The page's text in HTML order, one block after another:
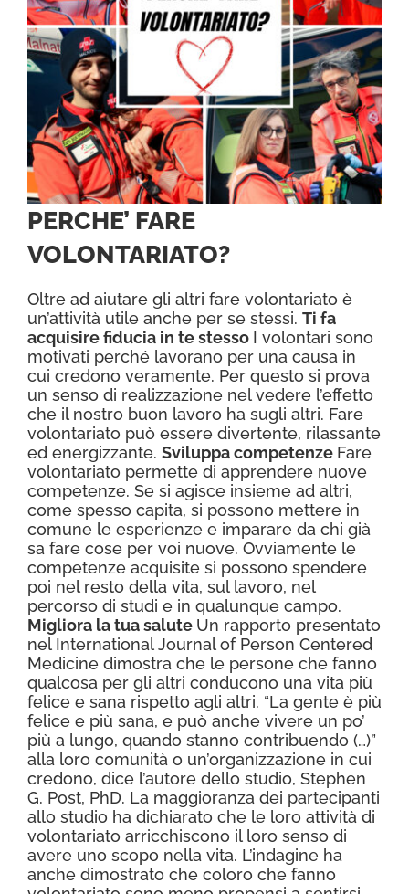
PERCHE’ FARE
VOLONTARIATO?
Oltre ad aiutare gli altri fare volontariato è
un’attività utile anche per se stessi. Ti fa
acquisire fiducia in te stesso I volontari sono
motivati perché lavorano per una causa in
cui credono veramente. Per questo si prova
un senso di realizzazione nel vedere l’effetto
che il nostro buon lavoro ha sugli altri. Fare
volontariato può essere divertente, rilassante
ed energizzante. Sviluppa competenze Fare
volontariato permette di apprendere nuove
competenze. Se si agisce insieme ad altri,
come spesso capita, si possono mettere in
comune le esperienze e imparare da chi già
sa fare cose per voi nuove. Ovviamente le
competenze acquisite si possono spendere
poi nel resto della vita, sul lavoro, nel
percorso di studi e in qualunque campo.
Migliora la tua salute Un rapporto presentato
nel International Journal of Person Centered
Medicine dimostra che le persone che fanno
qualcosa per gli altri conducono una vita più
felice e sana rispetto agli altri. “La gente è più
felice e più sana, e può anche vivere un po’
più a lungo, quando stanno contribuendo (…)”
alla loro comunità o un’organizzazione in cui
credono, dice l’autore dello studio, Stephen
G. Post, PhD. La maggioranza dei partecipanti
allo studio ha dichiarato che le loro attività di
volontariato arricchiscono il loro senso di
avere uno scopo nella vita. L’indagine ha
anche dimostrato che coloro che fanno